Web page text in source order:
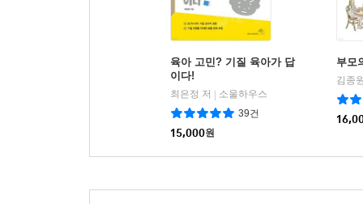
육아 고민? 기질 육아가 답
이다!
최은정 저 | 소울하우스
39건
15,000원
부모
김종